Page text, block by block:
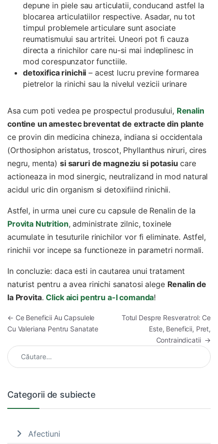
depune in piele sau articulatii, conducand astfel la
blocarea articulatiilor respective. Asadar, nu tot
timpul problemele articulare sunt asociate
reumatismului sau artritei. Uneori pot fi cauza
directa a rinichilor care nu-si mai indeplinesc in
mod corespunzator functiile.
detoxifica rinichii – acest lucru previne formarea
pietrelor la rinichi sau la nivelul vezicii urinare
Asa cum poti vedea pe prospectul produsului, Renalin
contine un amestec breventat de extracte din plante
ce provin din medicina chineza, indiana si occidentala
(Orthosiphon aristatus, troscot, Phyllanthus niruri, cires
negru, menta)si saruri de magneziu si potasiu care
actioneaza in mod sinergic, neutralizand in mod natural
acidul uric din organism si detoxifiind rinichii.
Astfel, in urma unei cure cu capsule de Renalin de la
Provita Nutrition, administrate zilnic, toxinele
acumulate in tesuturile rinichilor vor fi eliminate. Astfel,
rinichii vor incepe sa functioneze in parametri normali.
In concluzie: daca esti in cautarea unui tratament
naturist pentru a avea rinichi sanatosi alege Renalin de
la Provita.Click aici pentru a-l comanda!
Navigare în articole
← Ce Beneficii Au Capsulele
Cu Valeriana Pentru Sanatate
Totul Despre Resveratrol: Ce
Este, Beneficii, Pret,
Contraindicatii →
Caută după:
Categorii de subiecte
Afectiuni